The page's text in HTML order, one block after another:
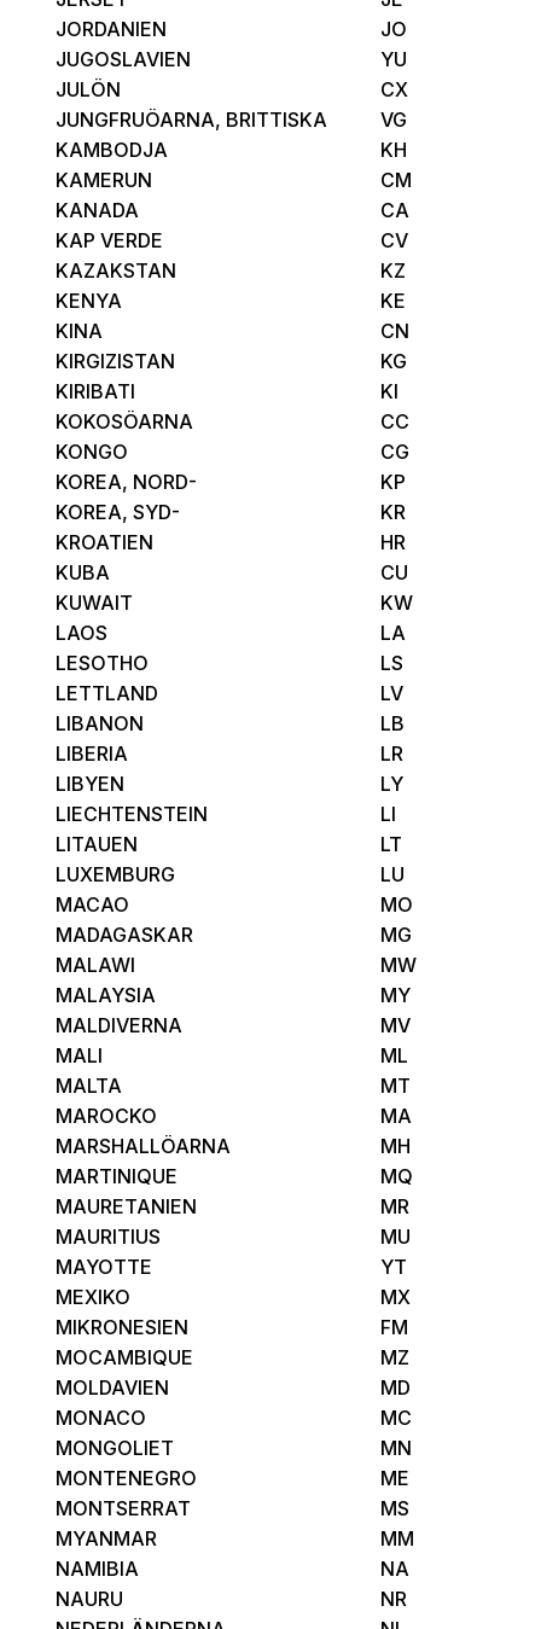
JORDANIEN
JO
JUGOSLAVIEN
YU
JULÖN
CX
JUNGFRUÖARNA, BRITTISKA
VG
KAMBODJA
KH
KAMERUN
CM
KANADA
CA
KAP VERDE
CV
KAZAKSTAN
KZ
KENYA
KE
KINA
CN
KIRGIZISTAN
KG
KIRIBATI
KI
KOKOSÖARNA
CC
KONGO
CG
KOREA, NORD-
KP
KOREA, SYD-
KR
KROATIEN
HR
KUBA
CU
KUWAIT
KW
LAOS
LA
LESOTHO
LS
LETTLAND
LV
LIBANON
LB
LIBERIA
LR
LIBYEN
LY
LIECHTENSTEIN
LI
LITAUEN
LT
LUXEMBURG
LU
MACAO
MO
MADAGASKAR
MG
MALAWI
MW
MALAYSIA
MY
MALDIVERNA
MV
MALI
ML
MALTA
MT
MAROCKO
MA
MARSHALLÖARNA
MH
MARTINIQUE
MQ
MAURETANIEN
MR
MAURITIUS
MU
MAYOTTE
YT
MEXIKO
MX
MIKRONESIEN
FM
MOCAMBIQUE
MZ
MOLDAVIEN
MD
MONACO
MC
MONGOLIET
MN
MONTENEGRO
ME
MONTSERRAT
MS
MYANMAR
MM
NAMIBIA
NA
NAURU
NR